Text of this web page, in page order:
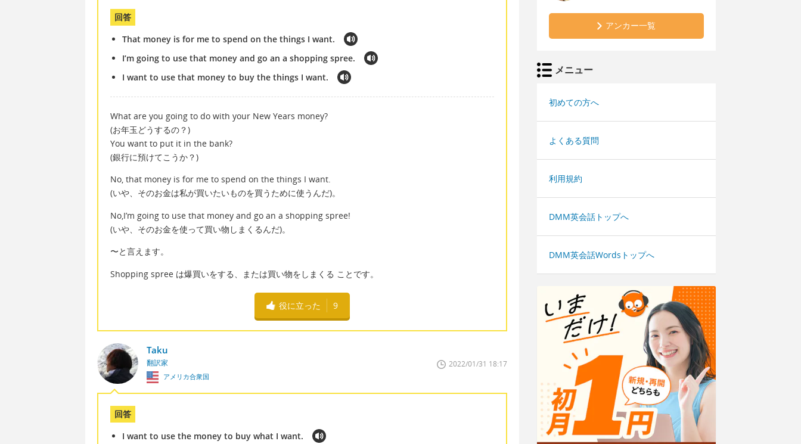
回答
That money is for me to spend on the things I want.
I’m going to use that money and go an a shopping spree.
I want to use that money to buy the things I want.
What are you going to do with your New Years money?
(お年玉どうするの？)
You want to put it in the bank?
(銀行に預けてこうか？)
No, that money is for me to spend on the things I want.
(いや、そのお金は私が買いたいものを買うために使うんだ)。
No,I’m going to use that money and go an a shopping spree!
(いや、そのお金を使って買い物しまくるんだ)。
〜と言えます。
Shopping spree は爆買いをする、または買い物をしまくる ことです。
役に立った 9
Taku
翻訳家
アメリカ合衆国
2022/01/31 18:17
回答
I want to use the money to buy what I want.
アンカー一覧
メニュー
初めての方へ
よくある質問
利用規約
DMM英会話トップへ
DMM英会話Wordsトップへ